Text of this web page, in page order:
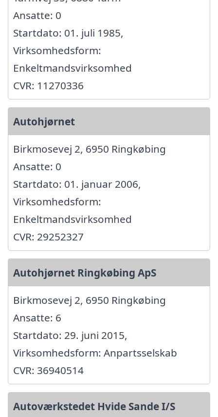
Ansatte: 0
Startdato: 01. juli 1985,
Virksomhedsform:
Enkeltmandsvirksomhed
CVR: 11270336
Autohjørnet
Birkmosevej 2, 6950 Ringkøbing
Ansatte: 0
Startdato: 01. januar 2006,
Virksomhedsform:
Enkeltmandsvirksomhed
CVR: 29252327
Autohjørnet Ringkøbing ApS
Birkmosevej 2, 6950 Ringkøbing
Ansatte: 6
Startdato: 29. juni 2015,
Virksomhedsform: Anpartsselskab
CVR: 36940514
Autoværkstedet Hvide Sande I/S